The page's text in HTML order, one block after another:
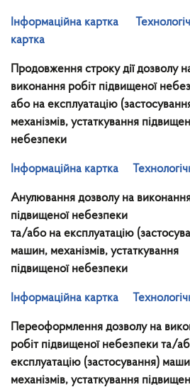
Інформаційна картка
картка
Продовження строку дії дозволу
виконання робіт підвищеної
або на експлуатацію
механізмів, устаткування
небезпеки
Інформаційна картка
Анулювання дозволу на
підвищеної небезпеки
та/або на експлуатацію
машин, механізмів, устаткування
підвищеної небезпеки
Інформаційна картка
Переоформлення дозволу на
робіт підвищеної небезпеки та/
експлуатацію (застосування)
механізмів, устаткування